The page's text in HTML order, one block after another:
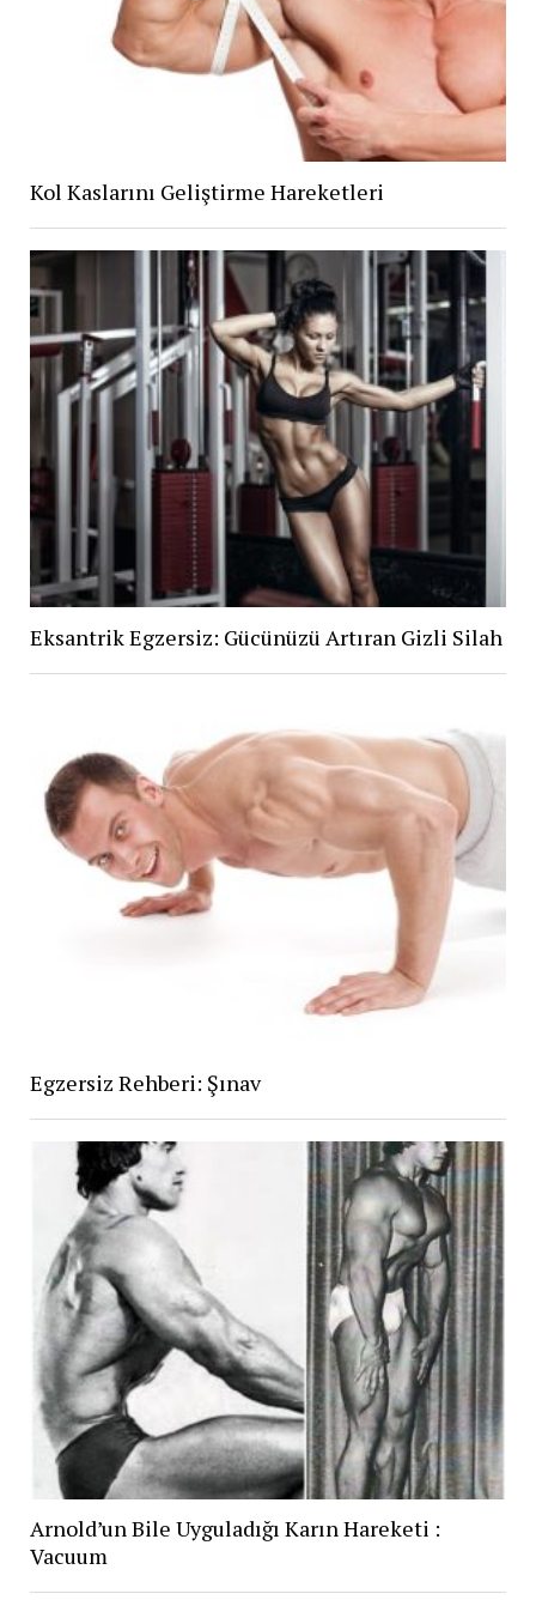
Kol Kaslarını Geliştirme Hareketleri
Eksantrik Egzersiz: Gücünüzü Artıran Gizli Silah
Egzersiz Rehberi: Şınav
Arnold’un Bile Uyguladığı Karın Hareketi :
Vacuum